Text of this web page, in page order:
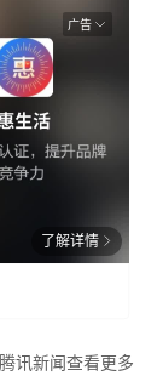
广告
了解详情
讯新闻查看更多